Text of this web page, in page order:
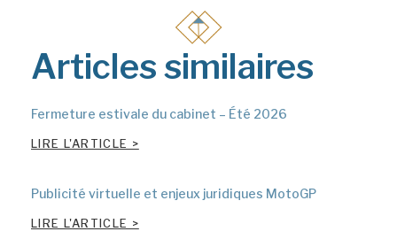
Articles similaires
Fermeture estivale du cabinet – Été 2026
LIRE L'ARTICLE >
Publicité virtuelle et enjeux juridiques MotoGP
LIRE L'ARTICLE >